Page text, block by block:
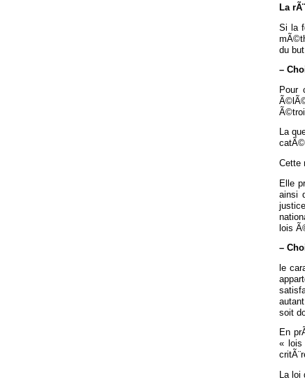
La
Si la
du
–
Pour
La
Cette
Elle
ainsi
lois
–
le
soit
En
« lois
La loi